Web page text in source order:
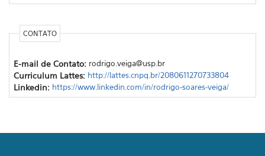
CONTATO
E-mail de Contato: rodrigo.veiga@usp.br
Curriculum Lattes: http://lattes.cnpq.br/2080611270733804
Linkedin: https://www.linkedin.com/in/rodrigo-soares-veiga/